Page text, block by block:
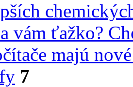
vám ťažko?
majú
7